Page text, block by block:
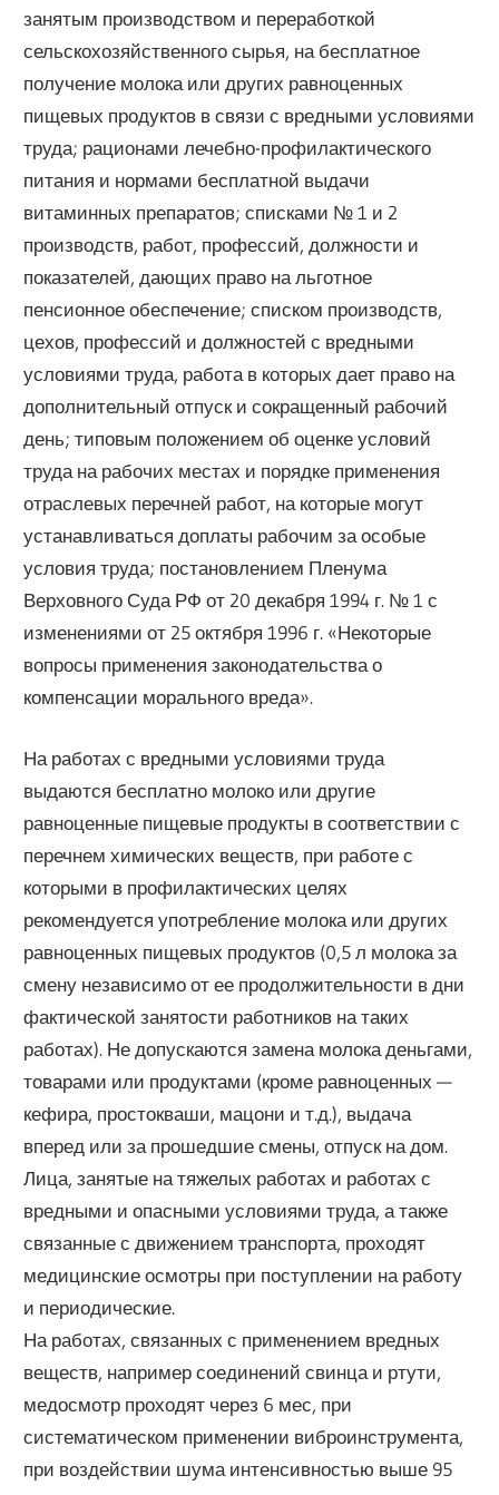
занятым производством и переработкой
сельскохозяйственного сырья, на бесплатное
получение молока или других равноценных
пищевых продуктов в связи с вредными условиями
труда; рационами лечебно-профилактического
питания и нормами бесплатной выдачи
витаминных препаратов; списками № 1 и 2
производств, работ, профессий, должности и
показателей, дающих право на льготное
пенсионное обеспечение; списком производств,
цехов, профессий и должностей с вредными
условиями труда, работа в которых дает право на
дополнительный отпуск и сокращенный рабочий
день; типовым положением об оценке условий
труда на рабочих местах и порядке применения
отраслевых перечней работ, на которые могут
устанавливаться доплаты рабочим за особые
условия труда; постановлением Пленума
Верховного Суда РФ от 20 декабря 1994 г. № 1 с
изменениями от 25 октября 1996 г. «Некоторые
вопросы применения законодательства о
компенсации морального вреда».
На работах с вредными условиями труда
выдаются бесплатно молоко или другие
равноценные пищевые продукты в соответствии с
перечнем химических веществ, при работе с
которыми в профилактических целях
рекомендуется употребление молока или других
равноценных пищевых продуктов (0,5 л молока за
смену независимо от ее продолжительности в дни
фактической занятости работников на таких
работах). Не допускаются замена молока деньгами,
товарами или продуктами (кроме равноценных —
кефира, простокваши, мацони и т.д.), выдача
вперед или за прошедшие смены, отпуск на дом.
Лица, занятые на тяжелых работах и работах с
вредными и опасными условиями труда, а также
связанные с движением транспорта, проходят
медицинские осмотры при поступлении на работу
и периодические.
На работах, связанных с применением вредных
веществ, например соединений свинца и ртути,
медосмотр проходят через 6 мес, при
систематическом применении виброинструмента,
при воздействии шума интенсивностью выше 95